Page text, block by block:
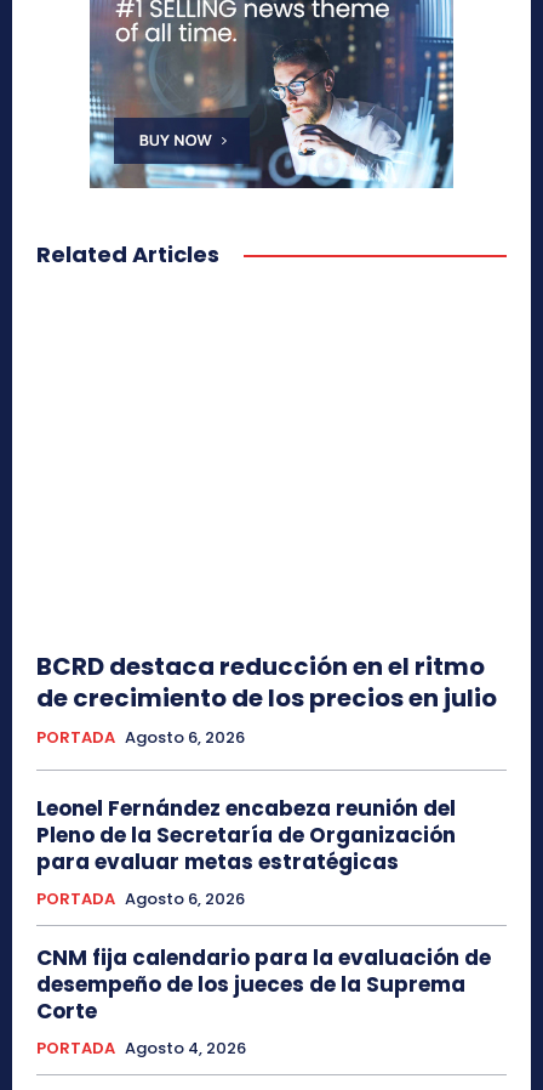
Related Articles
BCRD destaca reducción en el ritmo
de crecimiento de los precios en julio
PORTADA Agosto 6, 2026
Leonel Fernández encabeza reunión del
Pleno de la Secretaría de Organización
para evaluar metas estratégicas
PORTADA Agosto 6, 2026
CNM fija calendario para la evaluación de
desempeño de los jueces de la Suprema
Corte
PORTADA Agosto 4, 2026